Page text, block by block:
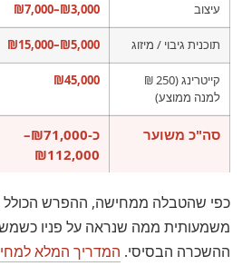
עיצוב ₪3,000–₪7,000
תוכנית גיבוי / מיזוג ₪5,000–₪15,000
קייטרינג (250 ₪
למנה ממוצע)
₪45,000
סה"כ משוער
כ-₪71,000–
₪112,000
כפי שהטבלה ממחישה, ההפרש הכולל
משמעותית ממה שנראה על פניו
ההשכרה הבסיסי. המדריך המלא